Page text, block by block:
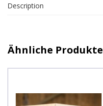
Description
Ähnliche Produkte